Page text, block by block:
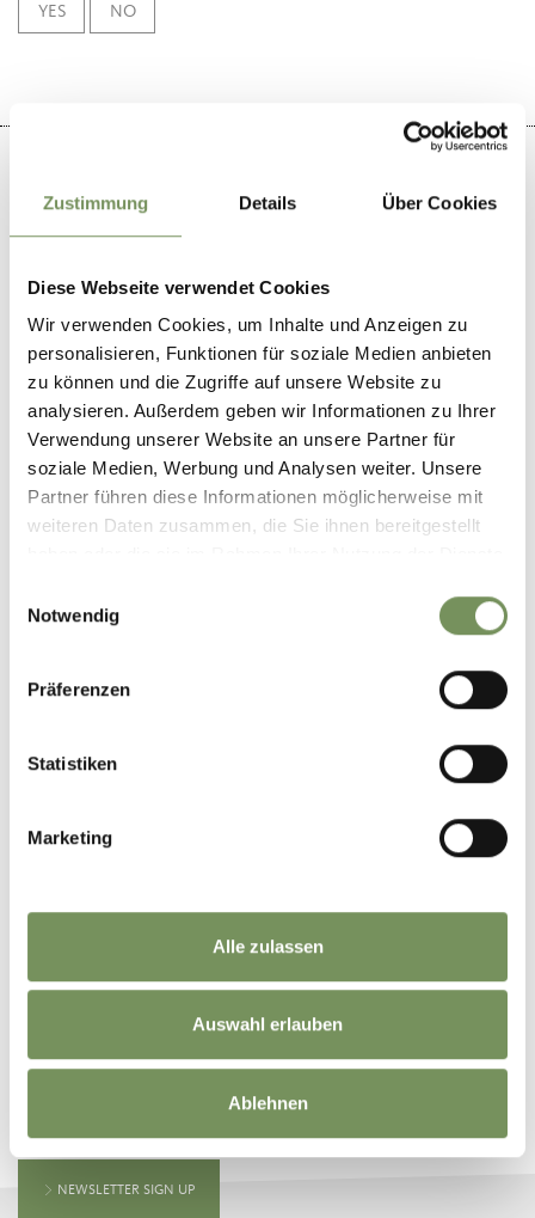
Zustimmung Details Über Cookies
Diese Webseite verwendet Cookies
Wir verwenden Cookies, um Inhalte und Anzeigen zu
personalisieren, Funktionen für soziale Medien anbieten
zu können und die Zugriffe auf unsere Website zu
analysieren. Außerdem geben wir Informationen zu Ihrer
Verwendung unserer Website an unsere Partner für
soziale Medien, Werbung und Analysen weiter. Unsere
Partner führen diese Informationen möglicherweise mit
weiteren Daten zusammen, die Sie ihnen bereitgestellt
Notwendig
Präferenzen
Statistiken
Marketing
Alle zulassen
Auswahl erlauben
Ablehnen
YES NO
−
OpenStreetMapcontributors
KEEP IN TOUCH WITH US
NEWSLETTER SIGN UP